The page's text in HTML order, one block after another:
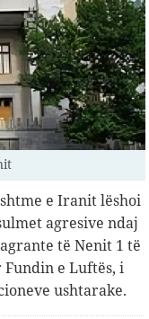
e Iranit lëshoi
agresive ndaj
të Nenit 1 të
e Luftës, i
ushtarake.